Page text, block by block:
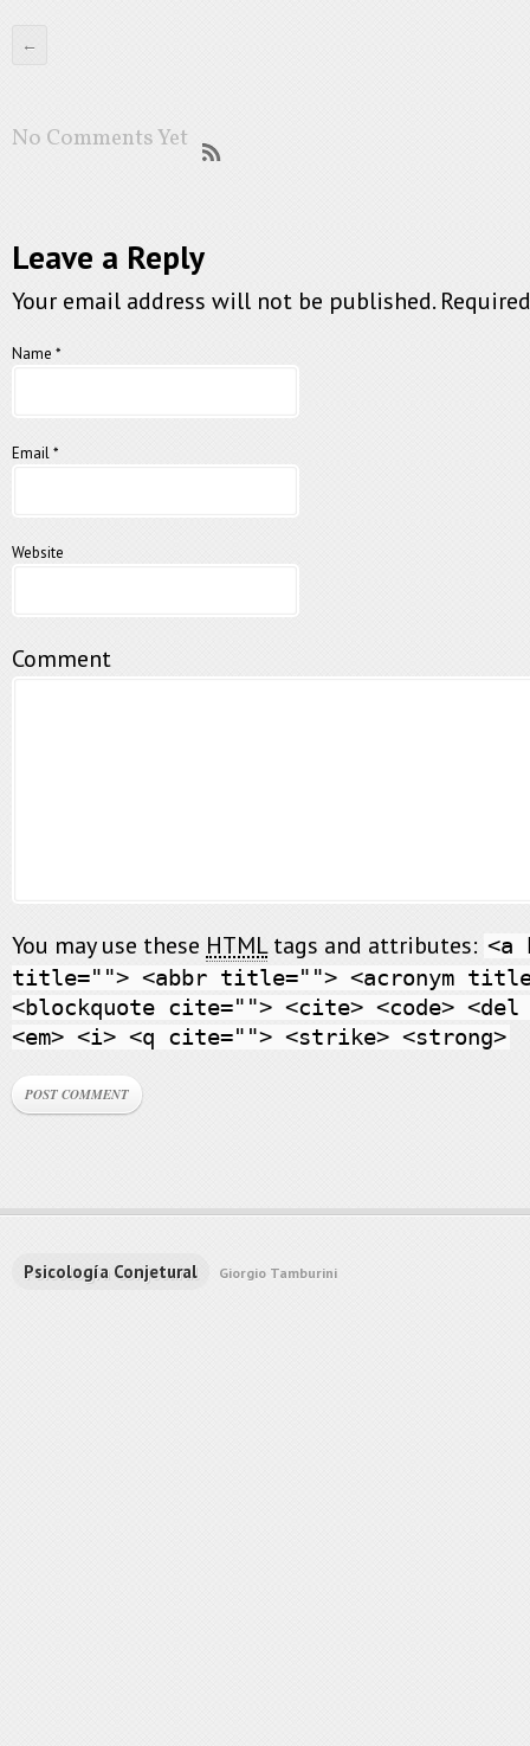
←
No Comments Yet
Leave a Reply
Your email address will not be published.
Name *
Email*
Website
Comment
You may use these HTMLtags and attributes: <a
title=""> <abbr title=""> <acronym
<blockquote cite=""> <cite> <code> <del
<em> <i> <q cite=""> <strike> <strong>
Psicología Conjetural Giorgio Tamburini